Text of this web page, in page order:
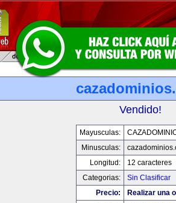
Vendido!
Mayusculas:
Minusculas:
Longitud:
12 caracteres
Categorias:
Sin Clasificar
Precio:
Realizar una